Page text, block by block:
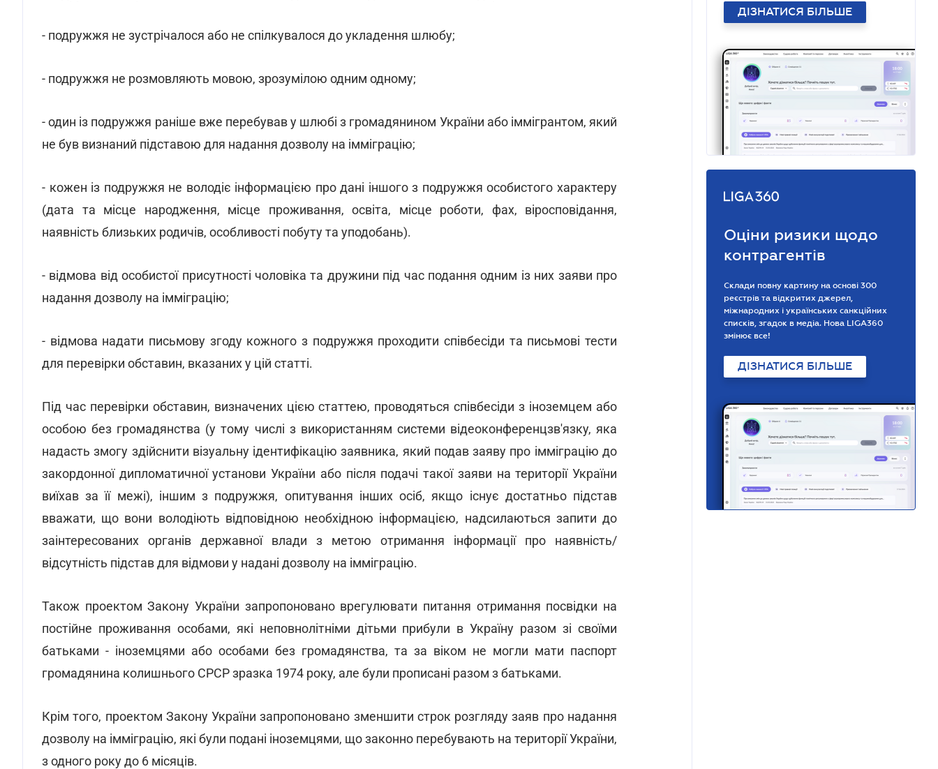
- подружжя не зустрічалося або не спілкувалося до укладення шлюбу;
- подружжя не розмовляють мовою, зрозумілою одним одному;
- один із подружжя раніше вже перебував у шлюбі з громадянином України або іммігрантом, який
не був визнаний підставою для надання дозволу на імміграцію;
- кожен із подружжя не володіє інформацією про дані іншого з подружжя особистого характеру
(дата та місце народження, місце проживання, освіта, місце роботи, фах, віросповідання,
наявність близьких родичів, особливості побуту та уподобань).
- відмова від особистої присутності чоловіка та дружини під час подання одним із них заяви про
надання дозволу на імміграцію;
- відмова надати письмову згоду кожного з подружжя проходити співбесіди та письмові тести
для перевірки обставин, вказаних у цій статті.
Під час перевірки обставин, визначених цією статтею, проводяться співбесіди з іноземцем або
особою без громадянства (у тому числі з використанням системи відеоконференцзв'язку, яка
надасть змогу здійснити візуальну ідентифікацію заявника, який подав заяву про імміграцію до
закордонної дипломатичної установи України або після подачі такої заяви на території України
виїхав за її межі), іншим з подружжя, опитування інших осіб, якщо існує достатньо підстав
вважати, що вони володіють відповідною необхідною інформацією, надсилаються запити до
заінтересованих органів державної влади з метою отримання інформації про наявність/
відсутність підстав для відмови у надані дозволу на імміграцію.
Також проектом Закону України запропоновано врегулювати питання отримання посвідки на
постійне проживання особами, які неповнолітніми дітьми прибули в Україну разом зі своїми
батьками - іноземцями або особами без громадянства, та за віком не могли мати паспорт
громадянина колишнього СРСР зразка 1974 року, але були прописані разом з батьками.
Крім того, проектом Закону України запропоновано зменшити строк розгляду заяв про надання
дозволу на імміграцію, які були подані іноземцями, що законно перебувають на території України,
з одного року до 6 місяців.
ДІЗНАТИСЯ БІЛЬШЕ
Оціни ризики щодо
контрагентів
Склади повну картину на основі 300
реєстрів та відкритих джерел,
міжнародних і українських санкційних
списків, згадок в медіа. Нова LIGA360
змінює все!
ДІЗНАТИСЯ БІЛЬШЕ